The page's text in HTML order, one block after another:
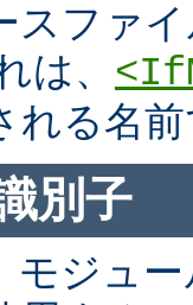
スファ
は、
れる名
別子
モジュ